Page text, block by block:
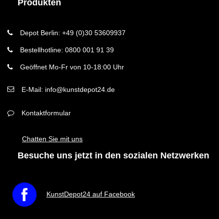
Produkten
Depot Berlin: +49 (0)30 53609937
Bestellhotline: 0800 001 91 39
Geöffnet Mo-Fr von 10-18:00 Uhr
E-Mail: info@kunstdepot24.de
Kontaktformular
Chatten Sie mit uns
Besuche uns jetzt in den sozialen Netzwerken
KunstDepot24 auf Facebook